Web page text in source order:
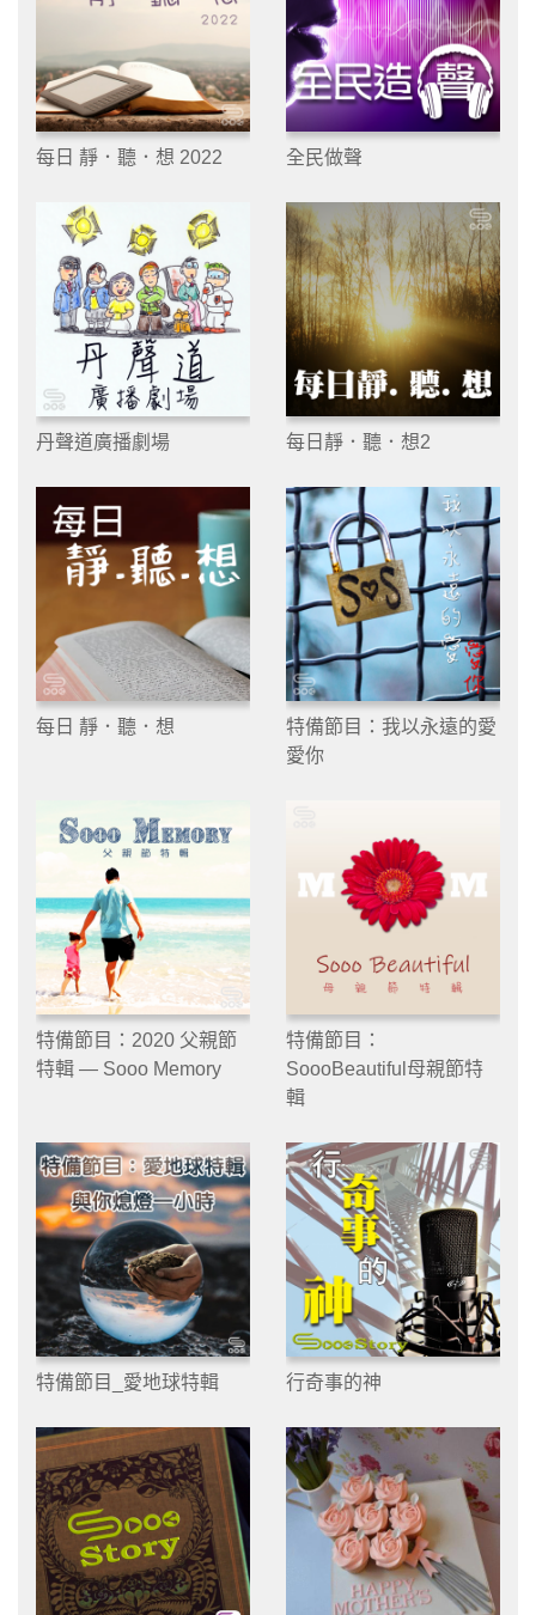
每日 靜．聽．想 2022 全民做聲
丹聲道廣播劇場 每日靜．聽．想2
每日 靜．聽．想
特備節目：我以永遠的愛
愛你
特備節目：2020 父親節
特輯 — Sooo Memory
特備節目：
SoooBeautiful母親節特
輯
特備節目_愛地球特輯 行奇事的神